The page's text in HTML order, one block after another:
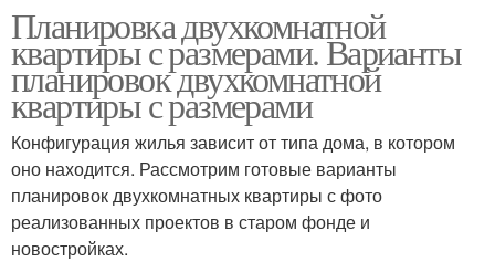
Планировка двухкомнатной
квартиры с размерами. Варианты
планировок двухкомнатной
квартиры с размерами
Конфигурация жилья зависит от типа дома, в котором
оно находится. Рассмотрим готовые варианты
планировок двухкомнатных квартиры с фото
реализованных проектов в старом фонде и
новостройках.